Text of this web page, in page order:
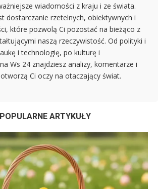
wiadomości z kraju i ze świata.
dostarczanie rzetelnych, obiektywnych i
które pozwolą Ci pozostać na bieżąco z
naszą rzeczywistość. Od polityki i
i technologię, po kulturę i
Ws 24 znajdziesz analizy, komentarze i
Ci oczy na otaczający świat.
POPULARNE ARTYKUŁY